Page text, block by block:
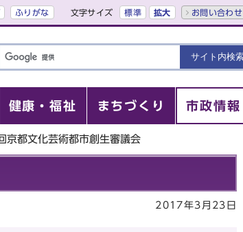
ふりがな 文字サイズ 標準 拡大 お問い合わせ
健康・福祉 まちづくり 市政情報
京都文化芸術都市創生審議会
2017年3月23日